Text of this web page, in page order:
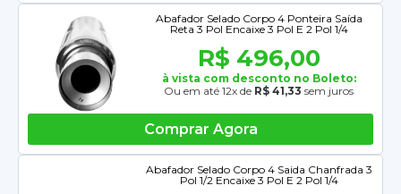
Abafador Selado Corpo 4 Ponteira Saída
Reta 3 Pol Encaixe 3 Pol E 2 Pol 1/4
R$ 496,00
à vista com desconto no Boleto:
Ou em até 12x de R$ 41,33 sem juros
Comprar Agora
Abafador Selado Corpo 4 Saida Chanfrada 3
Pol 1/2 Encaixe 3 Pol E 2 Pol 1/4